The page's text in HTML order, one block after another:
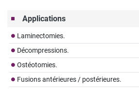
Applications
Laminectomies.
Décompressions.
Ostéotomies.
Fusions antérieures / postérieures.